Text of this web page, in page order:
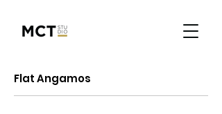
Flat Angamos